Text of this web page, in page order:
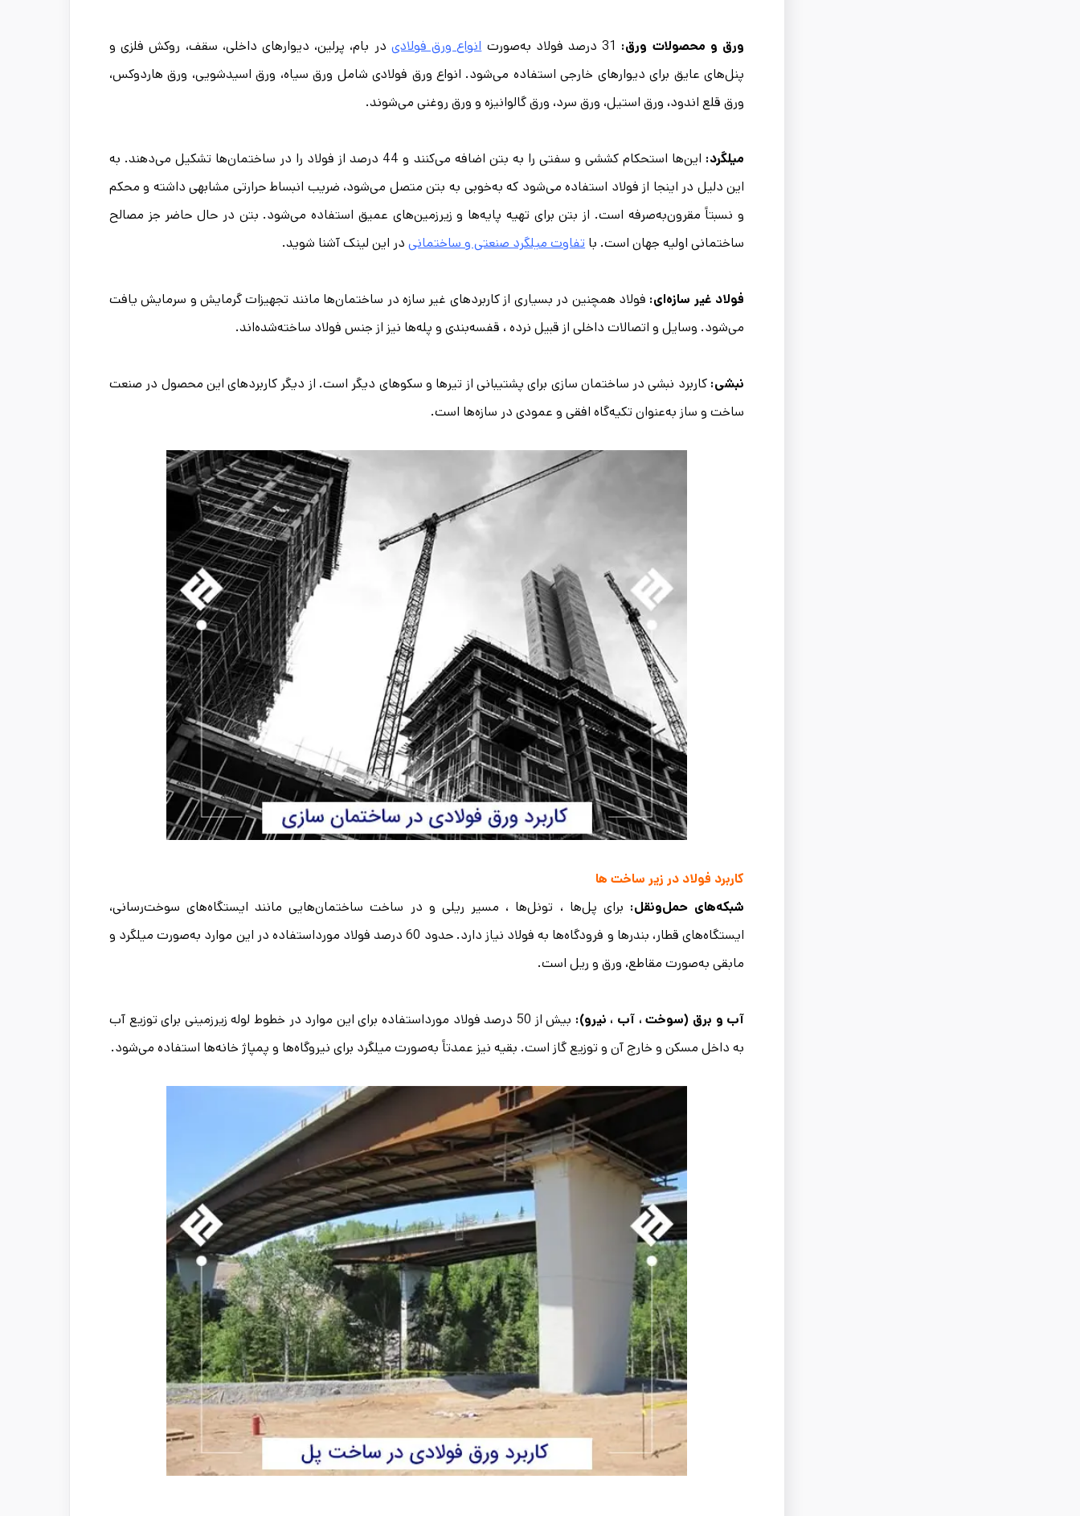
ورق و محصولات ورق: انواع ورق فولادی در بام، پرلین، دیوارهای داخلی، سقف، روکش فلزی و
پنل‌های عایق برای دیوارهای خارجی استفاده می‌شود. انواع ورق فولادی شامل ورق سیاه، ورق اسیدشویی، ورق هاردوکس،
ورق قلع اندود، ورق استیل، ورق سرد، ورق گالوانیزه و ورق روغنی می‌شوند.
میلگرد:
این‌ها استحکام کششی و سفتی را به بتن اضافه می‌کنند و 44 درصد از فولاد را در ساختمان‌ها تشکیل می‌دهند. به
این دلیل در اینجا از فولاد استفاده می‌شود که به‌خوبی به بتن متصل می‌شود، ضریب انبساط حرارتی مشابهی داشته و محکم
و نسبتاً مقرون‌به‌صرفه است. از بتن برای تهیه پایه‌ها و زیرزمین‌های عمیق استفاده می‌شود. بتن در حال حاضر جز مصالح
ساختمانی اولیه جهان است. با تفاوت میلگرد صنعتی و ساختمانیدر این لینک آشنا شوید.
فولاد غیر سازه‌ای: فولاد همچنین در بسیاری از کاربردهای غیر سازه در ساختمان‌ها مانند تجهیزات گرمایش و سرمایش یافت
می‌شود. وسایل و اتصالات داخلی از قبیل نرده ، قفسه‌بندی و پله‌ها نیز از جنس فولاد ساخته‌شده‌اند.
نبشی: کاربرد نبشی در ساختمان سازی برای پشتیبانی از تیرها و سکوهای دیگر است. از دیگر کاربردهای این محصول در صنعت
ساخت و ساز به‌عنوان تکیه‌گاه افقی و عمودی در سازه‌ها است.
کاربرد فولاد در زیر ساخت ها
شبکه‌های حمل‌ونقل: برای پل‌ها ، تونل‌ها ، مسیر ریلی و در ساخت ساختمان‌هایی مانند ایستگاه‌های سوخت‌رسانی،
ایستگاه‌های قطار، بندرها و فرودگاه‌ها به فولاد نیاز دارد. حدود 60 درصد فولاد مورداستفاده در این موارد به‌صورت میلگرد و
مابقی به‌صورت مقاطع، ورق و ریل است.
آب و برق (سوخت ، آب ، نیرو):
بیش از 50 درصد فولاد مورداستفاده برای این موارد در خطوط لوله زیرزمینی برای توزیع آب
به داخل مسکن و خارج آن و توزیع گاز است. بقیه نیز عمدتاً به‌صورت میلگرد برای نیروگاه‌ها و پمپاژ خانه‌ها استفاده می‌شود.